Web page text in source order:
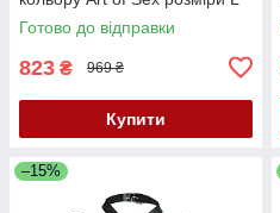
2XL Кайф
Готово до відправки
823 ₴ 969 ₴
Купити
–15%